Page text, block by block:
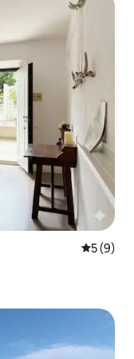
5 (9)